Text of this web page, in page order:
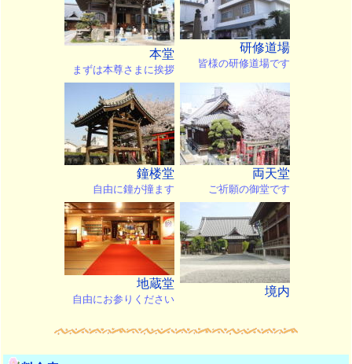
本堂
まずは本尊さまに挨拶
研修道場
皆様の研修道場です
鐘楼堂
自由に鐘が撞ます
両天堂
ご祈願の御堂です
地蔵堂
自由にお参りください
境内